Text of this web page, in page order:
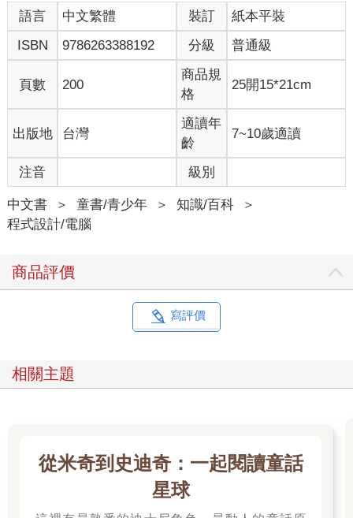
語言 中文繁體 裝訂
紙本平裝
ISBN
9786263388192 分級 普通級
頁數 200
商品規
格
25開15*21cm
出版地 台灣
適讀年
齡
7~10歲適讀
注音 級別
中文書 ＞ 童書/青少年 ＞ 知識/百科
＞
程式設計/電腦
商品評價
寫評價
相關主題
從米奇到史迪奇：一起閱讀童話
星球